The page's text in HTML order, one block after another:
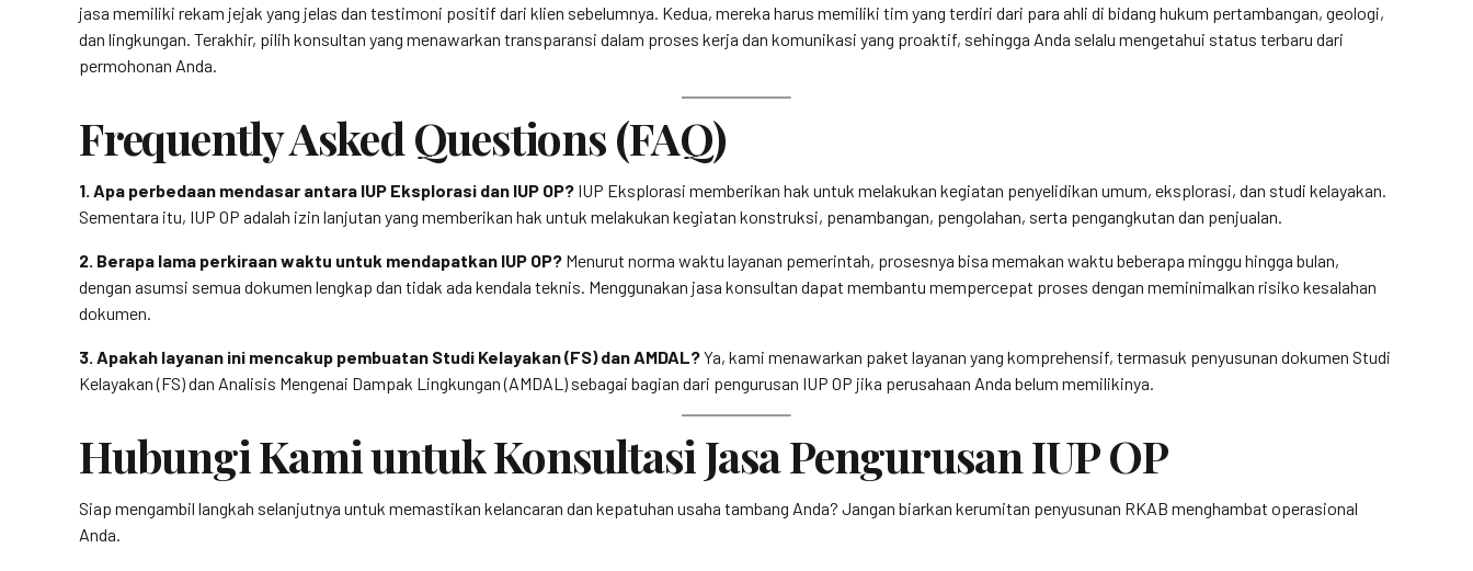
jasa memiliki rekam jejak yang jelas dan testimoni positif dari klien sebelumnya. Kedua, mereka harus memiliki tim yang terdiri dari para ahli di bidang hukum pertambangan, geologi,
dan lingkungan. Terakhir, pilih konsultan yang menawarkan transparansi dalam proses kerja dan komunikasi yang proaktif, sehingga Anda selalu mengetahui status terbaru dari
permohonan Anda.
Frequently Asked Questions (FAQ)
1. Apa perbedaan mendasar antara IUP Eksplorasi dan IUP OP? IUP Eksplorasi memberikan hak untuk melakukan kegiatan penyelidikan umum, eksplorasi, dan studi kelayakan.
Sementara itu, IUP OP adalah izin lanjutan yang memberikan hak untuk melakukan kegiatan konstruksi, penambangan, pengolahan, serta pengangkutan dan penjualan.
2. Berapa lama perkiraan waktu untuk mendapatkan IUP OP? Menurut norma waktu layanan pemerintah, prosesnya bisa memakan waktu beberapa minggu hingga bulan,
dengan asumsi semua dokumen lengkap dan tidak ada kendala teknis. Menggunakan jasa konsultan dapat membantu mempercepat proses dengan meminimalkan risiko kesalahan
dokumen.
3. Apakah layanan ini mencakup pembuatan Studi Kelayakan (FS) dan AMDAL?Ya, kami menawarkan paket layanan yang komprehensif, termasuk penyusunan dokumen Studi
Kelayakan (FS) dan Analisis Mengenai Dampak Lingkungan (AMDAL) sebagai bagian dari pengurusan IUP OP jika perusahaan Anda belum memilikinya.
Hubungi Kami untuk Konsultasi Jasa Pengurusan IUP OP
Siap mengambil langkah selanjutnya untuk memastikan kelancaran dan kepatuhan usaha tambang Anda? Jangan biarkan kerumitan penyusunan RKAB menghambat operasional
Anda.